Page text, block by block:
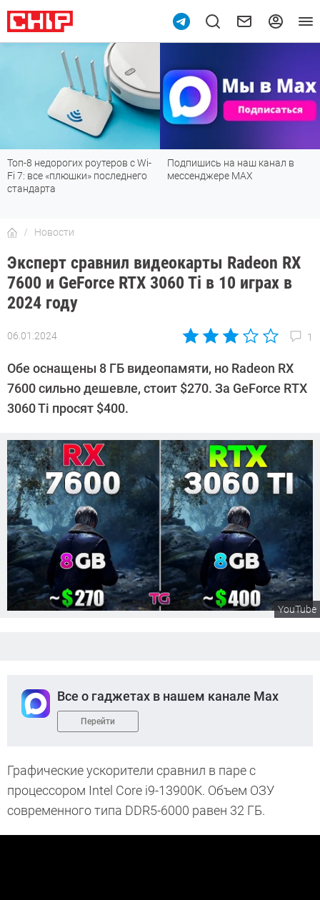
Топ-8 недорогих роутеров с Wi-
Fi 7: все «плюшки» последнего
стандарта
Подпишись на наш канал в
мессенджере МАХ
Новости
Эксперт сравнил видеокарты Radeon RX
7600 и GeForce RTX 3060 Ti в 10 играх в
2024 году
06.01.2024 1
Автор:
Калашников
Обе оснащены 8 ГБ видеопамяти, но Radeon RX
7600 сильно дешевле, стоит $270. За GeForce RTX
3060 Ti просят $400.
YouTube
Все о гаджетах в нашем канале Max
Перейти
Графические ускорители сравнил в паре с
процессором Intel Core i9-13900K. Объем ОЗУ
современного типа DDR5-6000 равен 32 ГБ.